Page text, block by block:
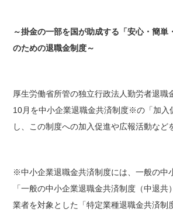
～掛金の一部を国が助成する「安心・簡単
のための退職金制度～
厚生労働省所管の独立行政法人勤労者退職
10月を中小企業退職金共済制度※の「加入
し、この制度への加入促進や広報活動など
※中小企業退職金共済制度には、一般の中
「一般の中小企業退職金共済制度（中退共
業者を対象とした「特定業種退職金共済制